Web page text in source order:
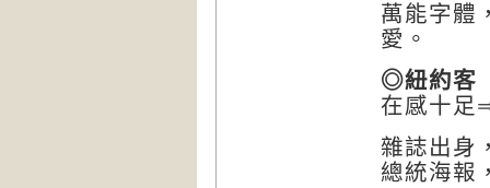
萬能字體
愛。
◎紐約客
在感十足
雜誌出身
總統海報